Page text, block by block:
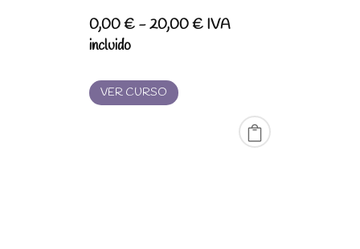
0,00€ -20,00€Rango
20,00 €
IVA
incluido
VER CURSO